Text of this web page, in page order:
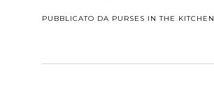
PUBBLICATO DA PURSES IN THE KITCHEN